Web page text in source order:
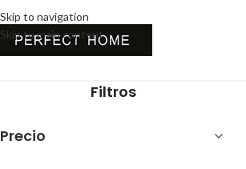
Skip to navigation
Skip to main content
Filtros
Precio